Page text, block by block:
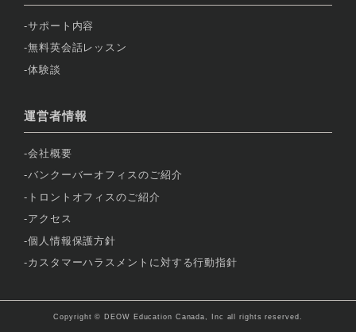
サポート内容
無料英会話レッスン
体験談
運営者情報
会社概要
バンクーバーオフィスのご紹介
トロントオフィスのご紹介
アクセス
個人情報保護方針
カスタマーハラスメントに対する行動指針
Copyright © DEOW Education Canada, Inc all rights reserved.